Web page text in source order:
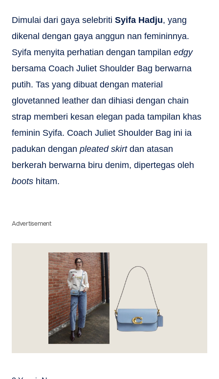
Dimulai dari gaya selebriti Syifa Hadju, yang
dikenal dengan gaya anggun nan femininnya.
Syifa menyita perhatian dengan tampilan edgy
bersama Coach Juliet Shoulder Bag berwarna
putih. Tas yang dibuat dengan material
glovetanned leather dan dihiasi dengan chain
strap memberi kesan elegan pada tampilan khas
feminin Syifa. Coach Juliet Shoulder Bag ini ia
padukan dengan pleated skirtdan atasan
berkerah berwarna biru denim, dipertegas oleh
boots hitam.
Advertisement